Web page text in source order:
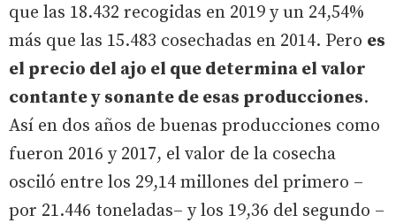
que las 18.432 recogidas en 2019 y un 24,54%
más que las 15.483 cosechadas en 2014. Pero es
el precio del ajo el que determina el valor
contante y sonante de esas producciones.
Así en dos años de buenas producciones como
fueron 2016 y 2017, el valor de la cosecha
osciló entre los 29,14 millones del primero –
por 21.446 toneladas– y los 19,36 del segundo –